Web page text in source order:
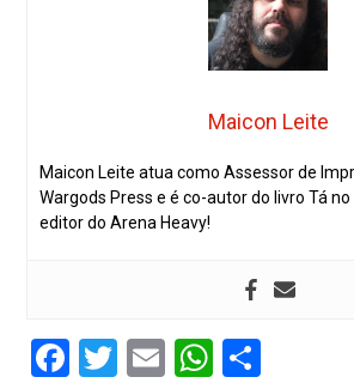
Maicon Leite
Maicon Leite atua como Assessor de
Wargods Press e é co-autor do livro Tá no
editor do Arena Heavy!
Facebook
Twitter
Email